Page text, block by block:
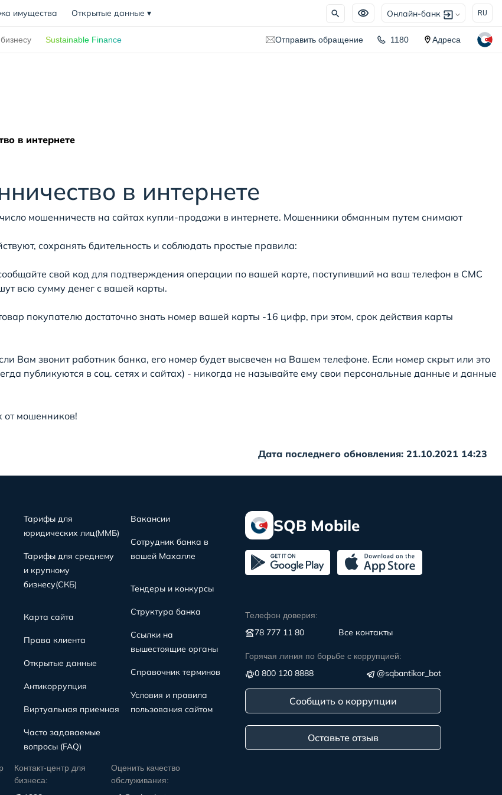
имущества Открытые данные ▾ Онлайн-банк RU
Sustainable Finance Отправить обращение 1180 Адреса
в интернете
в интернете
мошенничеств на сайтах купли-продажи в интернете. Мошенники обманным путем снимают
сохранять бдительность и соблюдать простые правила:
свой код для подтверждения операции по вашей карте, поступивший на ваш телефон в СМС
всю сумму денег с вашей карты.
покупателю достаточно знать номер вашей карты -16 цифр, при этом, срок действия карты
Вам звонит работник банка, его номер будет высвечен на Вашем телефоне. Если номер скрыт или это
публикуются в соц. сетях и сайтах) - никогда не называйте ему свои персональные данные и данные
от мошенников!
Дата последнего обновления: 21.10.2021 14:23
Тарифы для
юридических лиц(MMБ)
Тарифы для среднему
и крупному
бизнесу(СКБ)
Карта сайта
Права клиента
Открытые данные
Антикоррупция
Виртуальная приемная
Часто задаваемые
вопросы (FAQ)
Вакансии
Сотрудник банка в
вашей Махалле
Тендеры и конкурсы
Структура банка
Ссылки на
вышестоящие органы
Справочник терминов
Условия и правила
пользования сайтом
Контакт-центр для
бизнеса:
Оценить качество
обслуживания:
SQB Mobile
Телефон доверия:
78 777 11 80 Все контакты
Горячая линия по борьбе с коррупцией:
0 800 120 8888 @sqbantikor_bot
Сообщить о коррупции
Оставьте отзыв